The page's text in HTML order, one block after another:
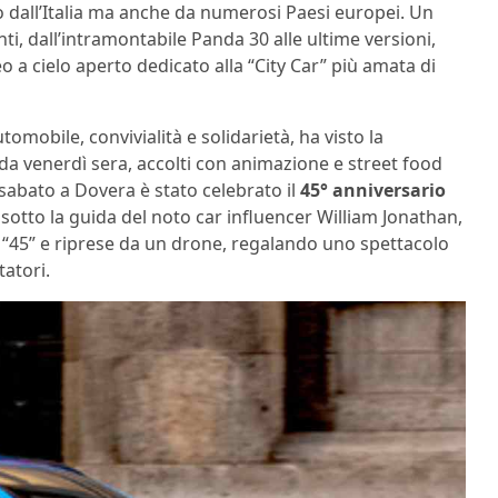
ma anche da numerosi Paesi europei. Un
dall’intramontabile Panda 30 alle ultime versioni,
cielo aperto dedicato alla “City Car” più amata di
convivialità e solidarietà, ha visto la
venerdì sera, accolti con animazione e street food
a Dovera è stato celebrato il 45° anniversario
la guida del noto car influencer William Jonathan,
e riprese da un drone, regalando uno spettacolo